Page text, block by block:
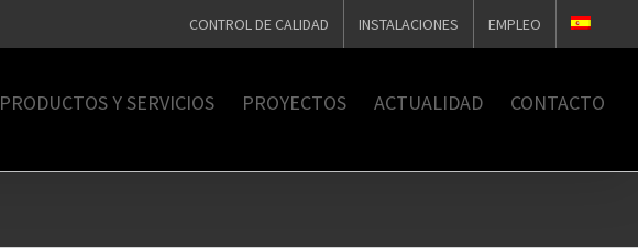
CONTROL DE CALIDAD INSTALACIONES EMPLEO
PRODUCTOS Y SERVICIOS PROYECTOS ACTUALIDAD CONTACTO